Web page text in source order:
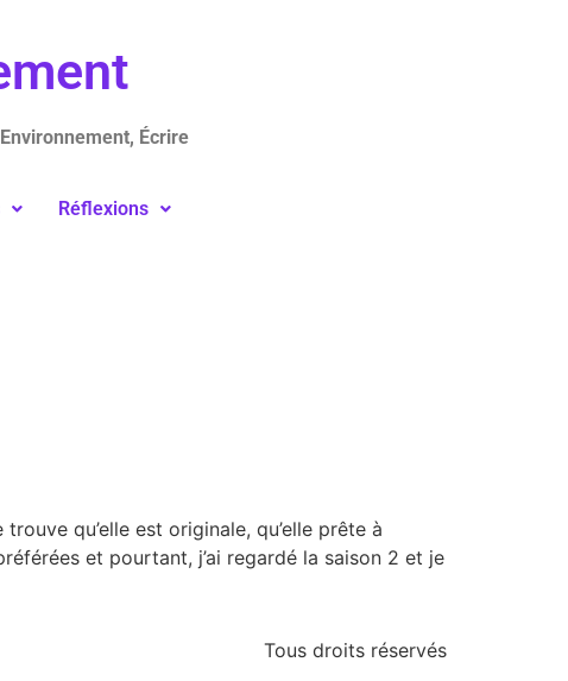
Écrire
Réflexions
qu’elle est originale, qu’elle prête à
et pourtant, j’ai regardé la saison 2 et je
Tous droits réservés